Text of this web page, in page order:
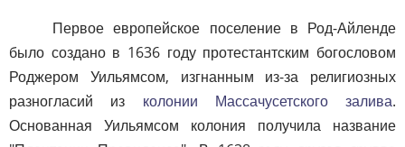
Первое европейское поселение в Род-Айленде
было создано в 1636 году протестантским богословом
Роджером Уильямсом, изгнанным из-за религиозных
разногласий из колонии Массачусетского залива.
Основанная Уильямсом колония получила название